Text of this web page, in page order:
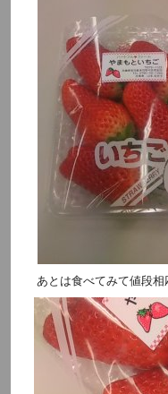
あとは食べてみて値段相